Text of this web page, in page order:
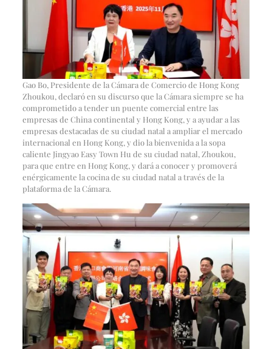
Gao Bo, Presidente de la Cámara de Comercio de Hong Kong
Zhoukou, declaró en su discurso que la Cámara siempre se ha
comprometido a tender un puente comercial entre las
empresas de China continental y Hong Kong, y a ayudar a las
empresas destacadas de su ciudad natal a ampliar el mercado
internacional en Hong Kong, y dio la bienvenida a la sopa
caliente Jingyao Easy Town Hu de su ciudad natal, Zhoukou,
para que entre en Hong Kong, y dará a conocer y promoverá
enérgicamente la cocina de su ciudad natal a través de la
plataforma de la Cámara.